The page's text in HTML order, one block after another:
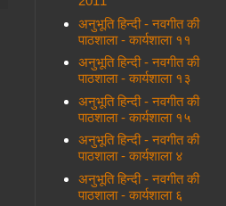
अनुभूति हिन्दी - नवगीत की
पाठशाला - कार्यशाला ११
अनुभूति हिन्दी - नवगीत की
पाठशाला - कार्यशाला १३
अनुभूति हिन्दी - नवगीत की
पाठशाला - कार्यशाला १५
अनुभूति हिन्दी - नवगीत की
पाठशाला - कार्यशाला ४
अनुभूति हिन्दी - नवगीत की
पाठशाला - कार्यशाला ६